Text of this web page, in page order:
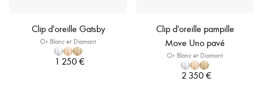
Clip d'oreille Gatsby
Or Blanc et Diamant
1 250 €
Clip d'oreille pampille
Move Uno pavé
Or Blanc et Diamant
2 350 €